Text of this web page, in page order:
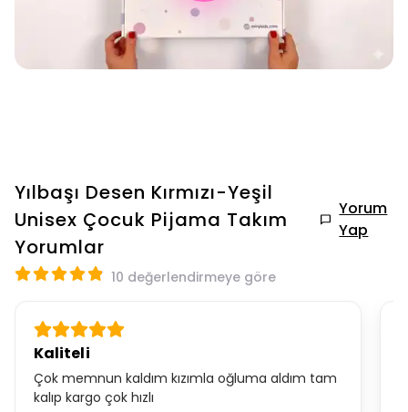
Yılbaşı Desen Kırmızı-Yeşil
Unisex Çocuk Pijama Takım
Yorumlar
Yorum
Yap
10 değerlendirmeye göre
Kaliteli
Çok memnun kaldım kızımla oğluma aldım tam
kalıp kargo çok hızlı